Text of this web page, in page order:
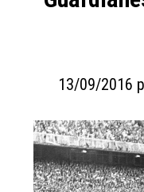
13/09/2016